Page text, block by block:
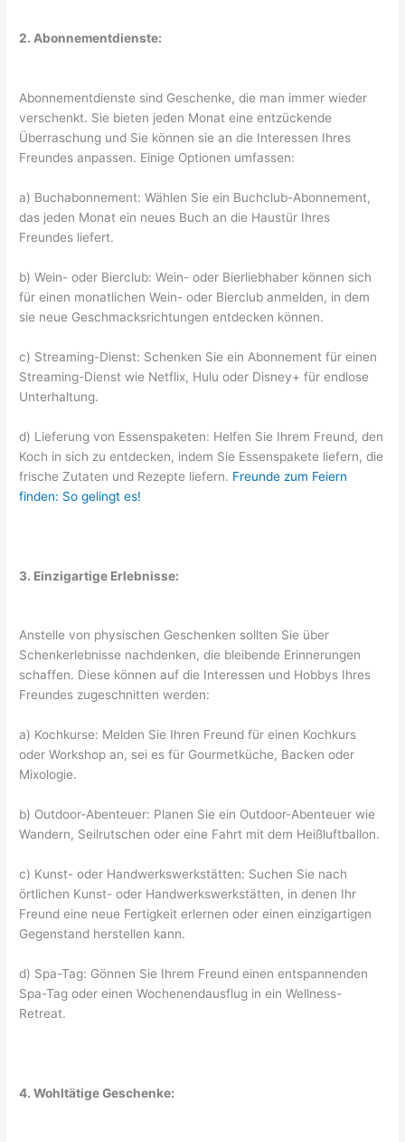
2. Abonnementdienste:
Abonnementdienste sind Geschenke, die man immer wieder
verschenkt. Sie bieten jeden Monat eine entzückende
Überraschung und Sie können sie an die Interessen Ihres
Freundes anpassen. Einige Optionen umfassen:
a) Buchabonnement: Wählen Sie ein Buchclub-Abonnement,
das jeden Monat ein neues Buch an die Haustür Ihres
Freundes liefert.
b) Wein- oder Bierclub: Wein- oder Bierliebhaber können sich
für einen monatlichen Wein- oder Bierclub anmelden, in dem
sie neue Geschmacksrichtungen entdecken können.
c) Streaming-Dienst: Schenken Sie ein Abonnement für einen
Streaming-Dienst wie Netflix, Hulu oder Disney+ für endlose
Unterhaltung.
d) Lieferung von Essenspaketen: Helfen Sie Ihrem Freund, den
Koch in sich zu entdecken, indem Sie Essenspakete liefern, die
frische Zutaten und Rezepte liefern. Freunde zum Feiern
finden: So gelingt es!
3. Einzigartige Erlebnisse:
Anstelle von physischen Geschenken sollten Sie über
Schenkerlebnisse nachdenken, die bleibende Erinnerungen
schaffen. Diese können auf die Interessen und Hobbys Ihres
Freundes zugeschnitten werden:
a) Kochkurse: Melden Sie Ihren Freund für einen Kochkurs
oder Workshop an, sei es für Gourmetküche, Backen oder
Mixologie.
b) Outdoor-Abenteuer: Planen Sie ein Outdoor-Abenteuer wie
Wandern, Seilrutschen oder eine Fahrt mit dem Heißluftballon.
c) Kunst- oder Handwerkswerkstätten: Suchen Sie nach
örtlichen Kunst- oder Handwerkswerkstätten, in denen Ihr
Freund eine neue Fertigkeit erlernen oder einen einzigartigen
Gegenstand herstellen kann.
d) Spa-Tag: Gönnen Sie Ihrem Freund einen entspannenden
Spa-Tag oder einen Wochenendausflug in ein Wellness-
Retreat.
4. Wohltätige Geschenke: